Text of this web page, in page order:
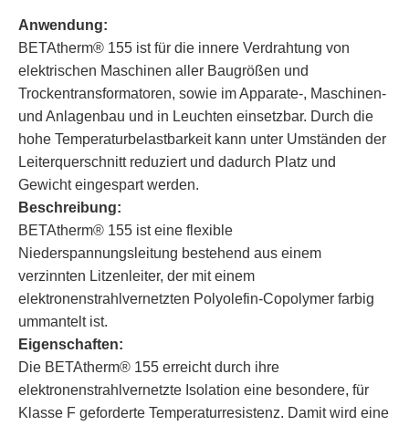
Anwendung:
BETAtherm® 155 ist für die innere Verdrahtung von
elektrischen Maschinen aller Baugrößen und
Trockentransformatoren, sowie im Apparate-, Maschinen-
und Anlagenbau und in Leuchten einsetzbar. Durch die
hohe Temperaturbelastbarkeit kann unter Umständen der
Leiterquerschnitt reduziert und dadurch Platz und
Gewicht eingespart werden.
Beschreibung:
BETAtherm® 155 ist eine flexible
Niederspannungsleitung bestehend aus einem
verzinnten Litzenleiter, der mit einem
elektronenstrahlvernetzten Polyolefin-Copolymer farbig
ummantelt ist.
Eigenschaften:
Die BETAtherm® 155 erreicht durch ihre
elektronenstrahlvernetzte Isolation eine besondere, für
Klasse F geforderte Temperaturresistenz. Damit wird eine